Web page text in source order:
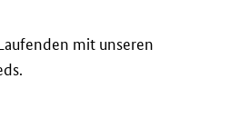
mit unseren